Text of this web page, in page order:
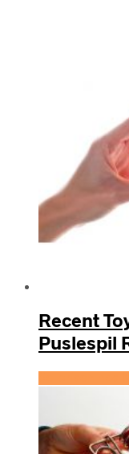
Recent
Puslespil